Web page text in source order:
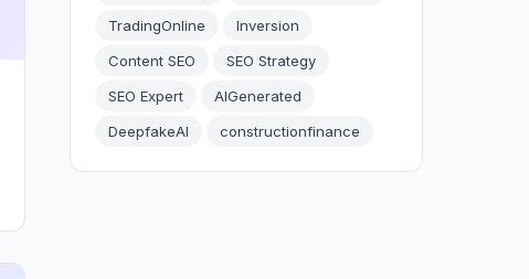
TradingOnline
Inversion
Content SEO
SEO Strategy
SEO Expert
AIGenerated
DeepfakeAI
constructionfinance